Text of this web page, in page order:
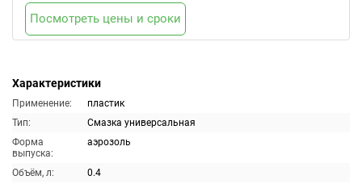
Характеристики
Применение:
пластик
Тип:
Смазка универсальная
Форма
выпуска:
аэрозоль
Объём, л:
0.4
Посмотреть цены и сроки